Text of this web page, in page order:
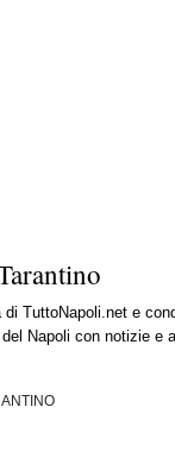
di TuttoNapoli.net e
del Napoli con notizie e